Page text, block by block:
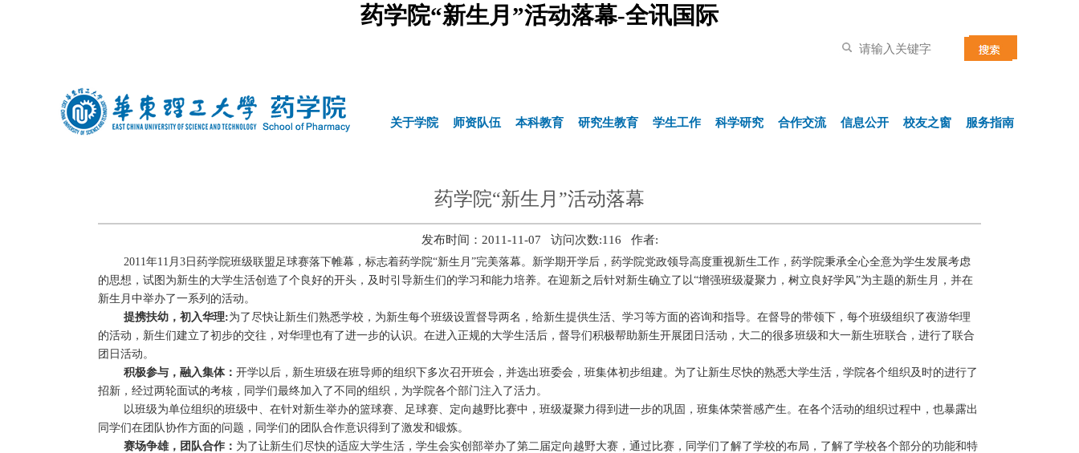
药学院“新生月”活动落幕-全讯国际
关于学院 师资队伍 本科教育 研究生教育 学生工作 科学研究 合作交流 信息公开 校友之窗 服务指南
药学院“新生月”活动落幕
发布时间：2011-11-07 访问次数:116 作者:
2011年11月3日药学院班级联盟足球赛落下帷幕，标志着药学院“新生月”完美落幕。新学期开学后，药学院党政领导高度重视新生工作，药学院秉承全心全意为学生发展考虑
的思想，试图为新生的大学生活创造了个良好的开头，及时引导新生们的学习和能力培养。在迎新之后针对新生确立了以“增强班级凝聚力，树立良好学风”为主题的新生月，并在
新生月中举办了一系列的活动。
提携扶幼，初入华理:为了尽快让新生们熟悉学校，为新生每个班级设置督导两名，给新生提供生活、学习等方面的咨询和指导。在督导的带领下，每个班级组织了夜游华理
的活动，新生们建立了初步的交往，对华理也有了进一步的认识。在进入正规的大学生活后，督导们积极帮助新生开展团日活动，大二的很多班级和大一新生班联合，进行了联合
团日活动。
积极参与，融入集体： 开学以后，新生班级在班导师的组织下多次召开班会，并选出班委会，班集体初步组建。为了让新生尽快的熟悉大学生活，学院各个组织及时的进行了
招新，经过两轮面试的考核，同学们最终加入了不同的组织，为学院各个部门注入了活力。
以班级为单位组织的班级中、在针对新生举办的篮球赛、足球赛、定向越野比赛中，班级凝聚力得到进一步的巩固，班集体荣誉感产生。在各个活动的组织过程中，也暴露出
同学们在团队协作方面的问题，同学们的团队合作意识得到了激发和锻炼。
赛场争雄，团队合作： 为了让新生们尽快的适应大学生活，学生会实创部举办了第二届定向越野大赛，通过比赛，同学们了解了学校的布局，了解了学校各个部分的功能和特